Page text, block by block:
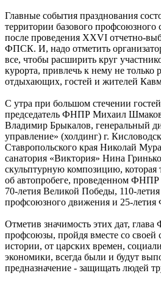
Главные события празднования
территории базового профсоюзного
после проведения XXVI отчетно-
ФПСК. И, надо отметить
все, чтобы расширить круг
курорта, привлечь к нему не только
отдыхающих, гостей и жителей
С утра при большом стечении
председатель ФНПР Михаил
Владимир Брыкалов, генеральный
управление» (холдинг) г.
Ставропольского края Николай
санатория «Виктория» Нина
скульптурную композицию, которая
об автопробеге, проведенном ФНПР
70-летия Великой Победы, 110-летия
профсоюзного движения и 25-
Отметив значимость этих дат,
профсоюзы, пройдя вместе со своей
истории, от царских времен,
экономики, всегда были и будут
предназначение - защищать людей